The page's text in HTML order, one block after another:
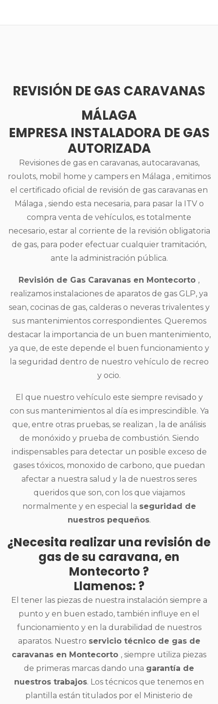
REVISIÓN DE GAS CARAVANAS
MÁLAGA
EMPRESA INSTALADORA DE GAS
AUTORIZADA
Revisiones de gas en caravanas, autocaravanas,
roulots, mobil home y campers en Málaga , emitimos
el certificado oficial de revisión de gas caravanas en
Málaga , siendo esta necesaria, para pasar la ITV o
compra venta de vehículos, es totalmente
necesario, estar al corriente de la revisión obligatoria
de gas, para poder efectuar cualquier tramitación,
ante la administración pública.
Revisión de Gas Caravanas en Montecorto ,
realizamos instalaciones de aparatos de gas GLP, ya
sean, cocinas de gas, calderas o neveras trivalentes y
sus mantenimientos correspondientes. Queremos
destacar la importancia de un buen mantenimiento,
ya que, de este depende el buen funcionamiento y
la seguridad dentro de nuestro vehículo de recreo
y ocio.
El que nuestro vehículo este siempre revisado y
con sus mantenimientos al día es imprescindible. Ya
que, entre otras pruebas, se realizan , la de análisis
de monóxido y prueba de combustión. Siendo
indispensables para detectar un posible exceso de
gases tóxicos, monoxido de carbono, que puedan
afectar a nuestra salud y la de nuestros seres
queridos que son, con los que viajamos
normalmente y en especial la seguridad de
nuestros pequeños.
¿Necesita realizar una revisión de
gas de su caravana, en
Montecorto ?
Llamenos: ?
El tener las piezas de nuestra instalación siempre a
punto y en buen estado, también influye en el
funcionamiento y en la durabilidad de nuestros
aparatos. Nuestro servicio técnico de gas de
caravanas en Montecorto , siempre utiliza piezas
de primeras marcas dando una garantía de
nuestros trabajos. Los técnicos que tenemos en
plantilla están titulados por el Ministerio de